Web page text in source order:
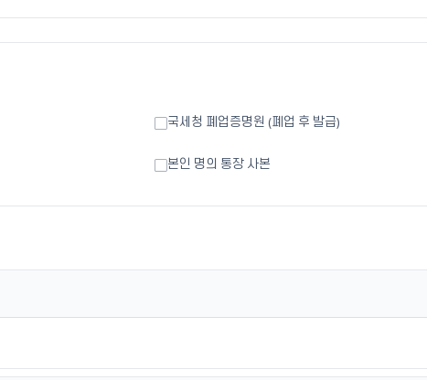
국세청 폐업증명원 (폐업 후 발급)
본인 명의 통장 사본